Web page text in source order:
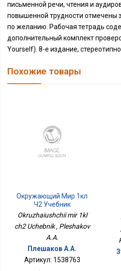
письменной речи, чтения и
повышенной трудности отмечены
по желанию. Рабочая тетрадь
дополнительный комплект
Yourself). 8-е издание,
Похожие товары
Окружающий Мир 1кл
Ч2 Учебник
Okruzhaiushchii mir 1kl
ch2 Uchebnik , Pleshakov
A.A.
Плешаков А.А.
Артикул: 1538763